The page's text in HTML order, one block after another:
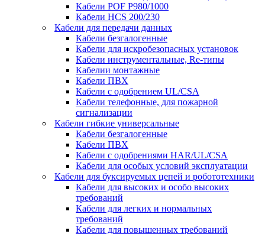
Кабели POF P980/1000
Кабели HCS 200/230
Кабели для передачи данных
Кабели безгалогенные
Кабели для искробезопасных установок
Кабели инструментальные, Re-типы
Кабелии монтажные
Кабели ПВХ
Кабели с одобрением UL/CSA
Кабели телефонные, для пожарной
сигнализации
Кабели гибкие универсальные
Кабели безгалогенные
Кабели ПВХ
Кабели с одобрениями HAR/UL/CSA
Кабели для особых условий эксплуатации
Кабели для буксируемых цепей и робототехники
Кабели для высоких и особо высоких
требований
Кабели для легких и нормальных
требований
Кабели для повышенных требований